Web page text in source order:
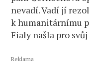
nevadí. Vadí jí
k humanitárnímu
Fialy našla pro
Reklama